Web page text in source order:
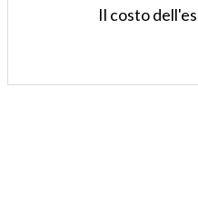
Il costo